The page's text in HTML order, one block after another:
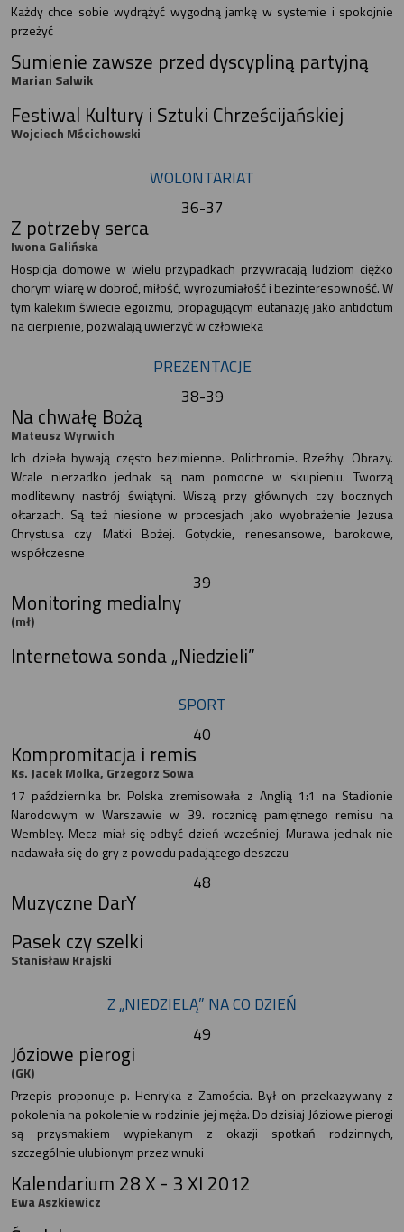
Każdy chce sobie wydrążyć wygodną jamkę w systemie i spokojnie
przeżyć
Sumienie zawsze przed dyscypliną partyjną
Marian Salwik
Festiwal Kultury i Sztuki Chrześcijańskiej
Wojciech Mścichowski
WOLONTARIAT
36-37
Z potrzeby serca
Iwona Galińska
Hospicja domowe w wielu przypadkach przywracają ludziom ciężko
chorym wiarę w dobroć, miłość, wyrozumiałość i bezinteresowność. W
tym kalekim świecie egoizmu, propagującym eutanazję jako antidotum
na cierpienie, pozwalają uwierzyć w człowieka
PREZENTACJE
38-39
Na chwałę Bożą
Mateusz Wyrwich
Ich dzieła bywają często bezimienne. Polichromie. Rzeźby. Obrazy.
Wcale nierzadko jednak są nam pomocne w skupieniu. Tworzą
modlitewny nastrój świątyni. Wiszą przy głównych czy bocznych
ołtarzach. Są też niesione w procesjach jako wyobrażenie Jezusa
Chrystusa czy Matki Bożej. Gotyckie, renesansowe, barokowe,
współczesne
39
Monitoring medialny
(mł)
Internetowa sonda „Niedzieli”
SPORT
40
Kompromitacja i remis
Ks. Jacek Molka, Grzegorz Sowa
17 października br. Polska zremisowała z Anglią 1:1 na Stadionie
Narodowym w Warszawie w 39. rocznicę pamiętnego remisu na
Wembley. Mecz miał się odbyć dzień wcześniej. Murawa jednak nie
nadawała się do gry z powodu padającego deszczu
48
Muzyczne DarY
Pasek czy szelki
Stanisław Krajski
Z „NIEDZIELĄ” NA CO DZIEŃ
49
Józiowe pierogi
(GK)
Przepis proponuje p. Henryka z Zamościa. Był on przekazywany z
pokolenia na pokolenie w rodzinie jej męża. Do dzisiaj Józiowe pierogi
są przysmakiem wypiekanym z okazji spotkań rodzinnych,
szczególnie ulubionym przez wnuki
Kalendarium 28 X - 3 XI 2012
Ewa Aszkiewicz